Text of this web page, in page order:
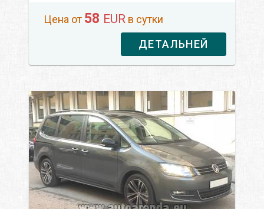
Цена от 58 EUR в сутки
ДЕТАЛЬНЕЙ